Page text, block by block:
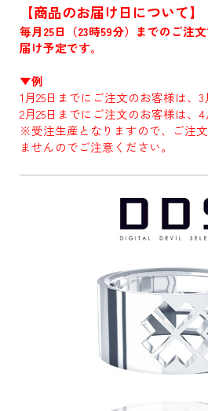
【商品のお届け日について】
毎月25日（23時59分）までのご注
届け予定です。
▼例
1月25日までにご注文のお客様は、
2月25日までにご注文のお客様は、
※受注生産となりますので、ご注
ませんのでご注意ください。